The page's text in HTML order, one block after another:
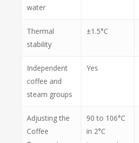
water
Thermal
stability
±1.5°C
Independent
coffee and
steam groups
Yes
Adjusting the
Coffee
90 to 106°C
in 2°C